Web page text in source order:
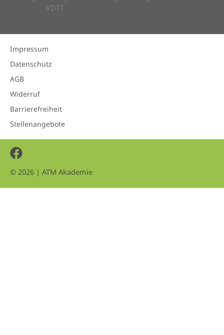
Impressum
Datenschutz
AGB
Widerruf
Barrierefreiheit
Stellenangebote
© 2026 | ATM Akademie
Facebook